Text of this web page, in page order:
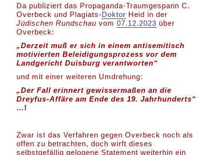
Da publiziert das Propaganda-Traumgespann C.
Overbeck und Plagiats-Doktor Heid in der
Jüdischen Rundschau vom07.12.2023 über
Overbeck:
„Derzeit muß er sich in einem antisemitisch
motivierten Beleidigungsprozess vor dem
Landgericht Duisburg verantworten“
und mit einer weiteren Umdrehung:
„Der Fall erinnert gewissermaßen an die
Dreyfus-Affäre am Ende des 19. Jahrhunderts“
…!
Zwar ist das Verfahren gegen Overbeck noch als
offen zu betrachten, doch wirft dieses
selbstgefällig gelogene Statement weiterhin ein